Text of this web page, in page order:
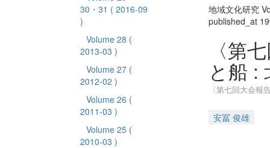
30・31 ( 2016-09
)
Volume 28 (
2013-03 )
Volume 27 (
2012-02 )
Volume 26 (
2011-03 )
Volume 25 (
2010-03 )
地域文化研究
published_at
〈第
と船 :
〈第七回大会報
安冨 俊雄